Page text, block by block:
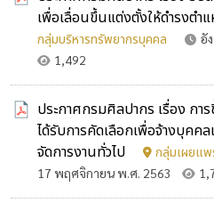
เพื่อเลื่อนขึ้นแต่งตั้งให้ดำรงตำ
กลุ่มบริหารทรัพยากรบุคคล
อั
1,492
ประกาศกรมศิลปากร เรื่อง ก
ได้รับการคัดเลือกเพื่อจ้างบุคค
จัดการงานทั่วไป
กลุ่มเผยแพ
17 พฤศจิกายน พ.ศ. 2563